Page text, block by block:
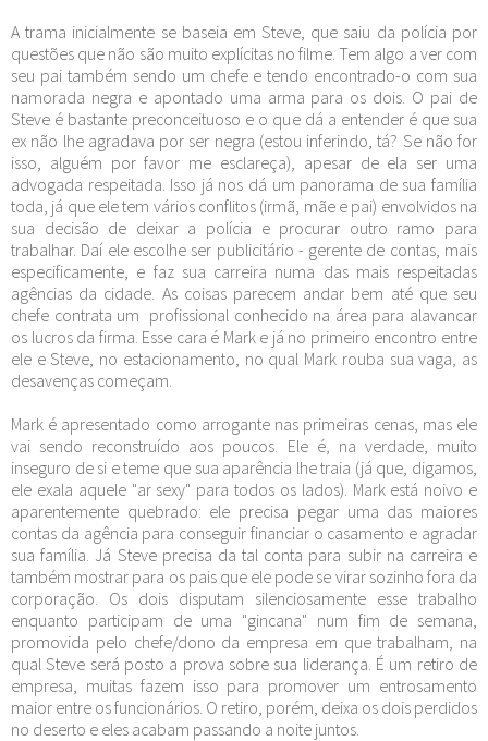
A trama inicialmente se baseia em Steve, que saiu da polícia por
questões que não são muito explícitas no filme. Tem algo a ver com
seu pai também sendo um chefe e tendo encontrado-o com sua
namorada negra e apontado uma arma para os dois. O pai de
Steve é bastante preconceituoso e o que dá a entender é que sua
ex não lhe agradava por ser negra (estou inferindo, tá? Se não for
isso, alguém por favor me esclareça), apesar de ela ser uma
advogada respeitada. Isso já nos dá um panorama de sua família
toda, já que ele tem vários conflitos (irmã, mãe e pai) envolvidos na
sua decisão de deixar a polícia e procurar outro ramo para
trabalhar. Daí ele escolhe ser publicitário - gerente de contas, mais
especificamente, e faz sua carreira numa das mais respeitadas
agências da cidade. As coisas parecem andar bem até que seu
chefe contrata um profissional conhecido na área para alavancar
os lucros da firma. Esse cara é Mark e já no primeiro encontro entre
ele e Steve, no estacionamento, no qual Mark rouba sua vaga, as
desavenças começam.
Mark é apresentado como arrogante nas primeiras cenas, mas ele
vai sendo reconstruído aos poucos. Ele é, na verdade, muito
inseguro de si e teme que sua aparência lhe traia (já que, digamos,
ele exala aquele "ar sexy" para todos os lados). Mark está noivo e
aparentemente quebrado: ele precisa pegar uma das maiores
contas da agência para conseguir financiar o casamento e agradar
sua família. Já Steve precisa da tal conta para subir na carreira e
também mostrar para os pais que ele pode se virar sozinho fora da
corporação. Os dois disputam silenciosamente esse trabalho
enquanto participam de uma "gincana" num fim de semana,
promovida pelo chefe/dono da empresa em que trabalham, na
qual Steve será posto a prova sobre sua liderança. É um retiro de
empresa, muitas fazem isso para promover um entrosamento
maior entre os funcionários. O retiro, porém, deixa os dois perdidos
no deserto e eles acabam passando a noite juntos.